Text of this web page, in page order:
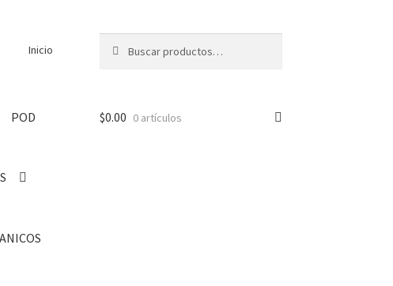
Inicio
por:
POD $0.00 0 artículos